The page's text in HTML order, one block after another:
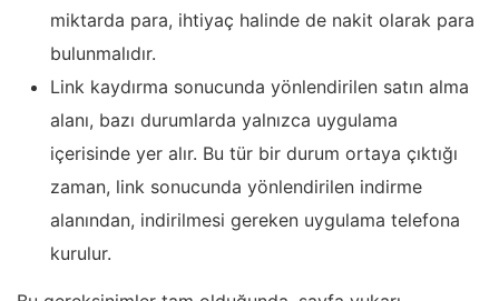
miktarda para, ihtiyaç halinde de nakit olarak para
bulunmalıdır.
Link kaydırma sonucunda yönlendirilen satın alma
alanı, bazı durumlarda yalnızca uygulama
içerisinde yer alır. Bu tür bir durum ortaya çıktığı
zaman, link sonucunda yönlendirilen indirme
alanından, indirilmesi gereken uygulama telefona
kurulur.